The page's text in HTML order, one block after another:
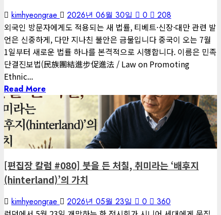
kimhyeongrae 2026년 06월 30일 0 208
외국인 방문자에게도 적용되는 새 법률, 티베트·신장·대만 관련 발
언은 신중하게, 다만 지나친 불안은 금물입니다 중국이 오는 7월
1일부터 새로운 법률 하나를 본격적으로 시행합니다. 이름은 민족
단결진보법(民族團結進步促進法 / Law on Promoting
Ethnic...
Read More
1 minute read
게재된 글
편집장 칼럼
[편집장 칼럼 #080] 붓을 든 처칠, 취미라는 ‘배후지
(hinterland)’의 가치
kimhyeongrae 2026년 05월 23일 0 360